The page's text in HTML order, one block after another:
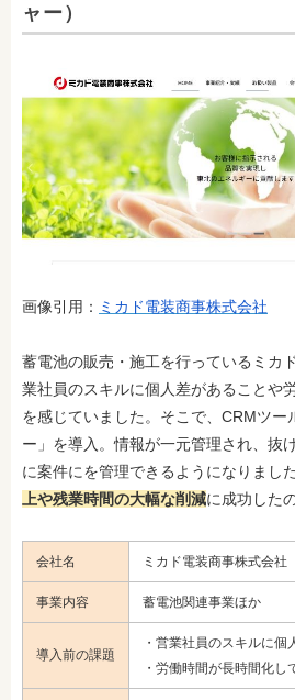
ャー）
画像引用： ミカド電装商事株式会社
蓄電池の販売・施工を行っているミカ
業社員のスキルに個人差があることや
を感じていました。そこで、CRMツー
ー」を導入。情報が一元管理され、抜
に案件にを管理できるようになりまし
上や残業時間の大幅な削減に成功した
会社名 ミカド電装商事株式会社
事業内容 蓄電池関連事業ほか
導入前の課題
・営業社員のスキルに個
・労働時間が長時間化し